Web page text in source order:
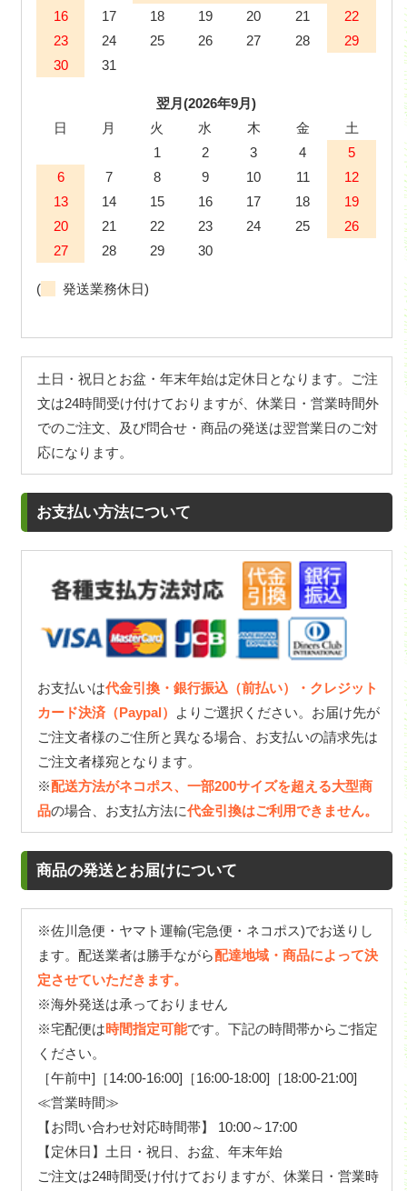
16 17 18 19 20 21
22
23
24 25 26 27 28
29
30
31
翌月(2026年9月)
日
月 火 水 木 金
土
1
2 3 4
5
6
7 8 9 10 11
12
13
14 15 16 17 18
19
20
21 22 23 24 25
26
27
28 29 30
( 発送業務休日)
土日・祝日とお盆・年末年始は定休日となります。ご注
文は24時間受け付けておりますが、休業日・営業時間外
でのご注文、及び問合せ・商品の発送は翌営業日のご対
応になります。
お支払い方法について
お支払いは代金引換・銀行振込（前払い）・クレジット
カード決済（Paypal）
よりご選択ください。お届け先が
ご注文者様のご住所と異なる場合、お支払いの請求先は
ご注文者様宛となります。
※配送方法がネコポス、一部200サイズを超える大型商
品の場合、お支払方法に代金引換はご利用できません。
商品の発送とお届けについて
※佐川急便・ヤマト運輸(宅急便・ネコポス)でお送りし
ます。配送業者は勝手ながら配達地域・商品によって決
定させていただきます。
※海外発送は承っておりません
※宅配便は時間指定可能です。下記の時間帯からご指定
ください。
［午前中]［14:00-16:00]［16:00-18:00]［18:00-21:00]
≪営業時間≫
【お問い合わせ対応時間帯】 10:00～17:00
【定休日】土日・祝日、お盆、年末年始
ご注文は24時間受け付けておりますが、休業日・営業時